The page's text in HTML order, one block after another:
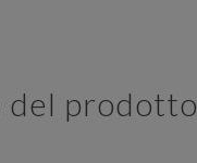
del prodotto